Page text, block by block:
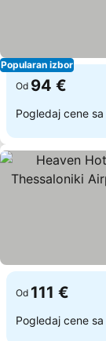
Popularan izbor
Od 94 €
Pogledaj cene sa
Od 111 €
Pogledaj cene sa